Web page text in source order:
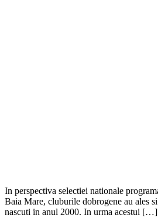
In perspectiva selectiei nationale
Baia Mare, cluburile dobrogene au ales
nascuti in anul 2000. In urma acestui […]